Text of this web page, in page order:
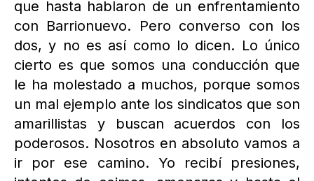
que hasta hablaron de un enfrentamiento
con Barrionuevo. Pero converso con los
dos, y no es así como lo dicen. Lo único
cierto es que somos una conducción que
le ha molestado a muchos, porque somos
un mal ejemplo ante los sindicatos que son
amarillistas y buscan acuerdos con los
poderosos. Nosotros en absoluto vamos a
ir por ese camino. Yo recibí presiones,